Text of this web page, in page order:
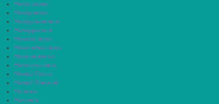
Новотроицк
Новоузенск
Новоульяновск
Новоуральск
Новохопёрск
Новочебоксарск
Новочеркасск
Новошахтинск
Новый Оскол
Новый Уренгой
Ногинск
Нолинск